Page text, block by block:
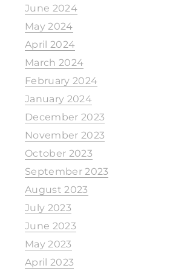
June 2024
May 2024
April 2024
March 2024
February 2024
January 2024
December 2023
November 2023
October 2023
September 2023
August 2023
July 2023
June 2023
May 2023
April 2023